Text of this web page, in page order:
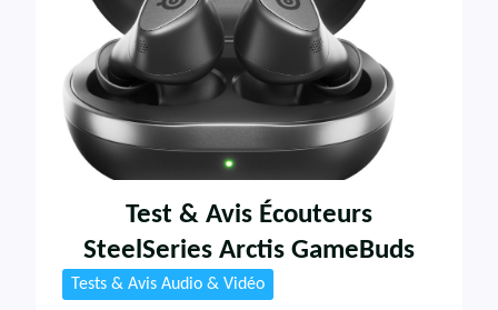
Test & Avis Écouteurs
SteelSeries Arctis GameBuds
Tests & Avis Audio & Vidéo